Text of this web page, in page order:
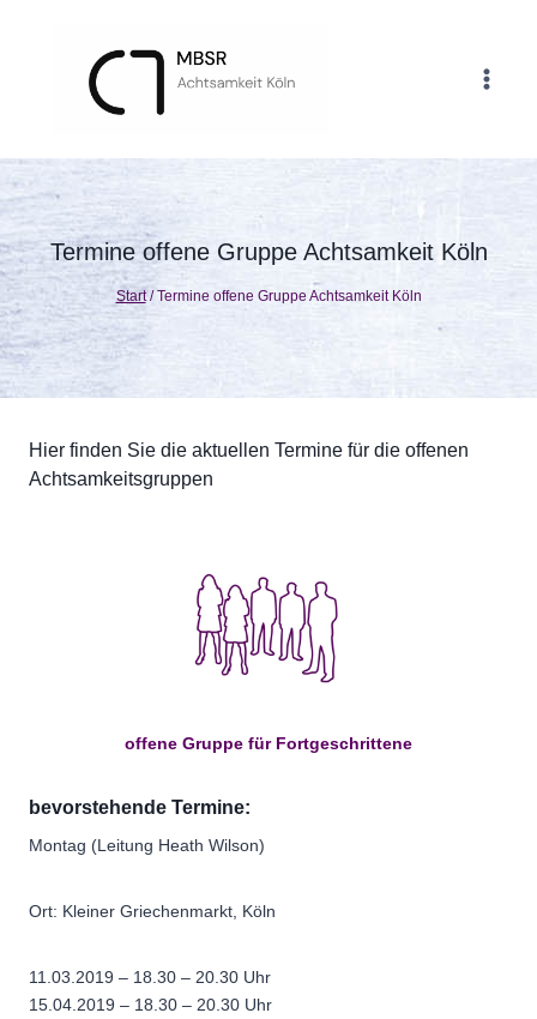
Termine offene Gruppe Achtsamkeit Köln
Start / Termine offene Gruppe Achtsamkeit Köln
Hier finden Sie die aktuellen Termine für die offenen
Achtsamkeitsgruppen
offene Gruppe für Fortgeschrittene
bevorstehende Termine:
Montag (Leitung Heath Wilson)
Ort: Kleiner Griechenmarkt, Köln
11.03.2019 – 18.30 – 20.30 Uhr
15.04.2019 – 18.30 – 20.30 Uhr